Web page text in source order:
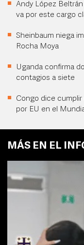
Andy López
va por este cargo
Sheinbaum niega
Rocha Moya
Uganda confirma
contagios a siete
Congo dice
por EU en el
MÁS EN EL